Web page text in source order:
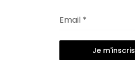
Email *
Je m'inscris